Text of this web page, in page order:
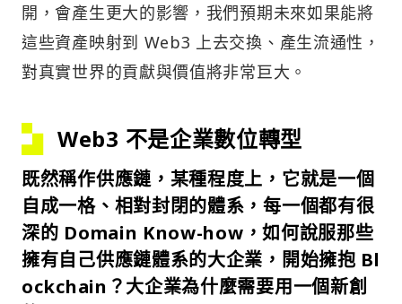
開，會產生更大的影響，我們預期未來如果能將
這些資產映射到 Web3 上去交換、產生流通性，
對真實世界的貢獻與價值將非常巨大。
Web3 不是企業數位轉型
既然稱作供應鏈，某種程度上，它就是一個
自成一格、相對封閉的體系，每一個都有很
深的 Domain Know-how，如何說服那些
擁有自己供應鏈體系的大企業，開始擁抱 Bl
ockchain？大企業為什麼需要用一個新創